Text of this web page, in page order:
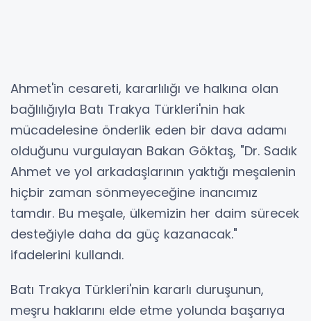
Ahmet'in cesareti, kararlılığı ve halkına olan
bağlılığıyla Batı Trakya Türkleri'nin hak
mücadelesine önderlik eden bir dava adamı
olduğunu vurgulayan Bakan Göktaş, "Dr. Sadık
Ahmet ve yol arkadaşlarının yaktığı meşalenin
hiçbir zaman sönmeyeceğine inancımız
tamdır. Bu meşale, ülkemizin her daim sürecek
desteğiyle daha da güç kazanacak."
ifadelerini kullandı.
Batı Trakya Türkleri'nin kararlı duruşunun,
meşru haklarını elde etme yolunda başarıya